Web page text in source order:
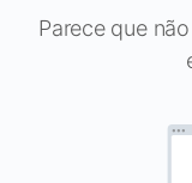
Parece que